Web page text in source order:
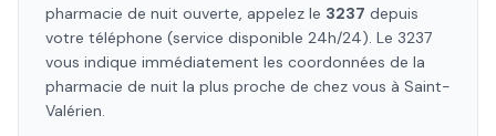
pharmacie de nuit ouverte, appelez le 3237 depuis
votre téléphone (service disponible 24h/24). Le 3237
vous indique immédiatement les coordonnées de la
pharmacie de nuit la plus proche de chez vous à Saint-
Valérien.